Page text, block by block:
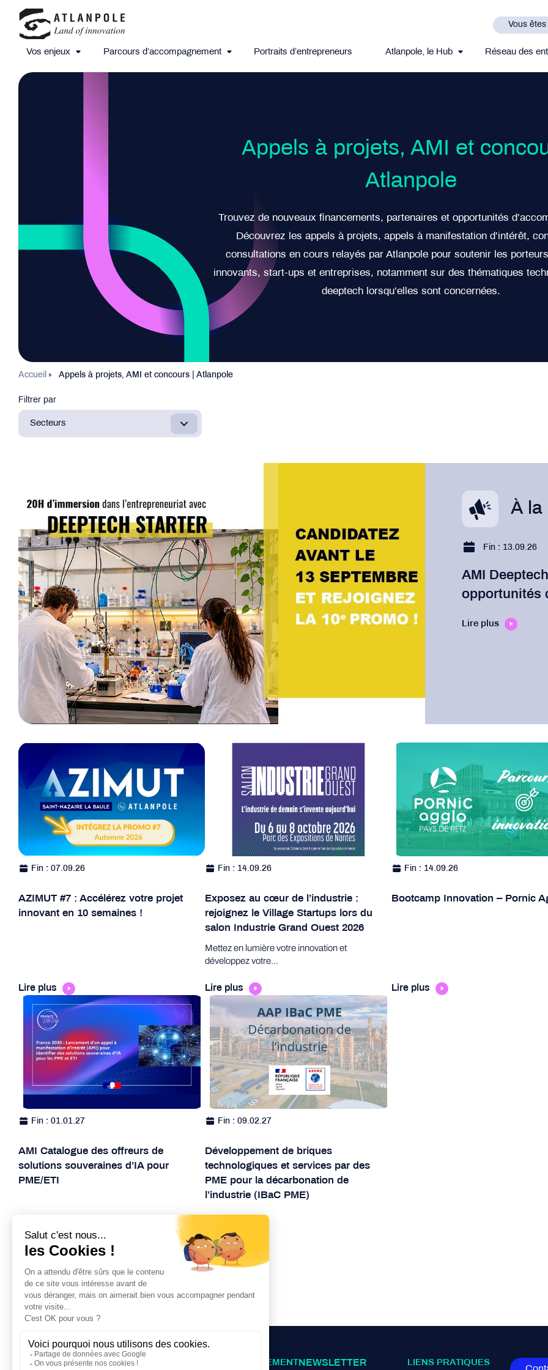
Vous êtes
Vos enjeux Parcours d’accompagnement Portraits d’entrepreneurs Atlanpole, le Hub Réseau des
Appels à projets, AMI et
Atlanpole
Trouvez de nouveaux financements, partenaires et opportunités
Découvrez les appels à projets, appels à manifestation d’intérêt,
consultations en cours relayés par Atlanpole pour soutenir les
innovants, start-ups et entreprises, notamment sur des thématiques
deeptech lorsqu’elles sont concernées.
Accueil Appels à projets, AMI et concours | Atlanpole
Filtrer par
Secteurs
À la
Fin : 13.09.26
AMI
opportunités
Lire plus
Fin : 07.09.26
AZIMUT #7 : Accélérez votre projet
innovant en 10 semaines !
Lire plus
Fin : 14.09.26
Exposez au cœur de l’industrie :
rejoignez le Village Startups lors du
salon Industrie Grand Ouest 2026
Mettez en lumière votre innovation et
développez votre…
Lire plus
Fin : 14.09.26
Bootcamp Innovation – Pornic
Lire plus
Fin : 01.01.27
AMI Catalogue des offreurs de
solutions souveraines d’IA pour
PME/ETI
Lire plus
Fin : 09.02.27
Développement de briques
technologiques et services par des
PME pour la décarbonation de
l’industrie (IBaC PME)
Lire plus
PARCOURS D’ACCOMPAGNEMENT NEWSLETTER LIENS PRATIQUES